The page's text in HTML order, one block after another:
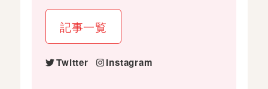
記事一覧
Twitter Instagram